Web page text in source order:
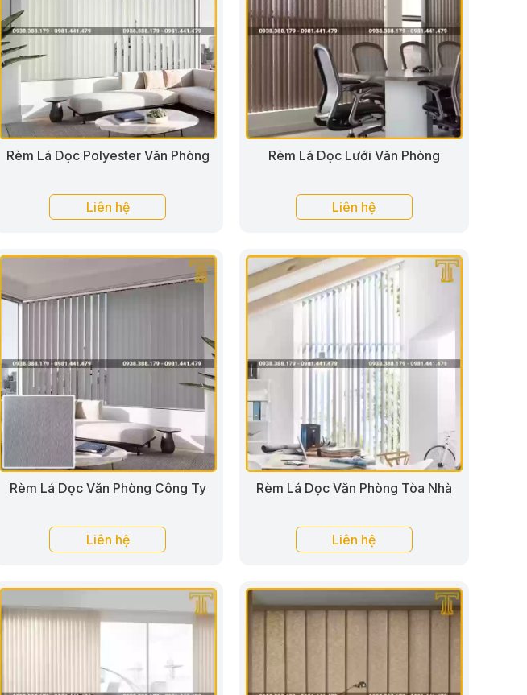
Rèm Lá Dọc Polyester Văn Phòng
Liên hệ
Rèm Lá Dọc Lưới Văn Phòng
Liên hệ
Rèm Lá Dọc Văn Phòng Công Ty
Liên hệ
Rèm Lá Dọc Văn Phòng Tòa Nhà
Liên hệ